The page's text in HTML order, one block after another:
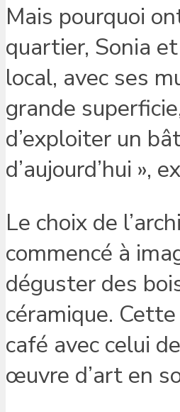
Mais pourquoi
quartier, Sonia
local, avec ses
grande
d’exploiter un
d’aujourd’hui »,
Le choix de
commencé à
déguster des
céramique.
café avec celui
œuvre d’art en